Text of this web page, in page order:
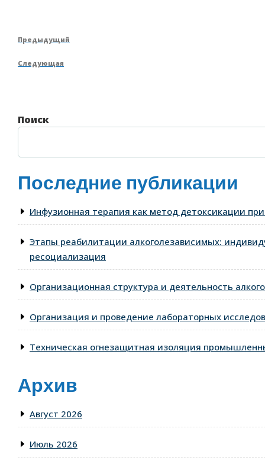
Навигация
по
записям
Предыдущая
Предыдущий
Следующая
Следующая
Поиск
Последние публикации
Инфузионная терапия как метод детоксикации
Этапы реабилитации алкоголезависимых:
ресоциализация
Организационная структура и деятельность
Организация и проведение лабораторных
Техническая огнезащитная изоляция
Архив
Август 2026
Июль 2026